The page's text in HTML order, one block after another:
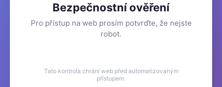
Bezpečnostní ověření
Pro přístup na web prosím potvrďte, že nejste
robot.
Tato kontrola chrání web před automatizovaným
přístupem.